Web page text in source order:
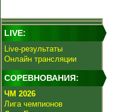
LIVE:
Live-результаты
Онлайн трансляции
СОРЕВНОВАНИЯ:
ЧМ 2026
Лига чемпионов